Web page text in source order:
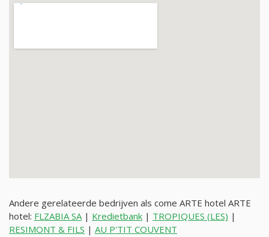
Andere gerelateerde bedrijven als come ARTE hotel ARTE
hotel: FLZABIA SA| Kredietbank | TROPIQUES (LES) |
RESIMONT & FILS | AU P'TIT COUVENT